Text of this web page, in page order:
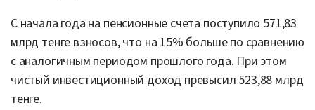
С начала года на пенсионные счета поступило 571,83
млрд тенге взносов, что на 15% больше по сравнению
с аналогичным периодом прошлого года. При этом
чистый инвестиционный доход превысил 523,88 млрд
тенге.